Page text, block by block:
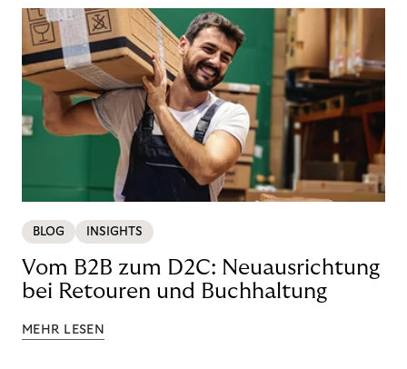
BLOG INSIGHTS
Vom B2B zum D2C: Neuausrichtung
bei Retouren und Buchhaltung
MEHR LESEN